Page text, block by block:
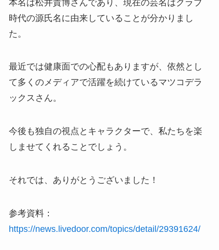
本名は松井貴博さんであり、現在の芸名はクラブ
時代の源氏名に由来していることが分かりまし
た。
最近では健康面での心配もありますが、依然とし
て多くのメディアで活躍を続けているマツコデラ
ックスさん。
今後も独自の視点とキャラクターで、私たちを楽
しませてくれることでしょう。
それでは、ありがとうございました！
参考資料：
https://news.livedoor.com/topics/detail/29391624/